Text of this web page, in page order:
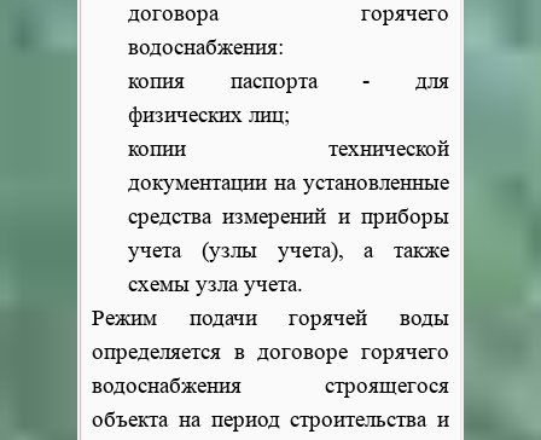
договора горячего
водоснабжения:
копия паспорта - для
физических лиц;
копии технической
документации на установленные
средства измерений и приборы
учета (узлы учета), а также
схемы узла учета.
Режим подачи горячей воды
определяется в договоре горячего
водоснабжения строящегося
объекта на период строительства и